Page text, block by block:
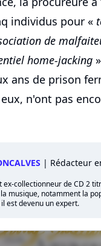
individus pour «
de
home-jacking
ans de prison
n'ont pas
| Rédacteur
ex-collectionneur de CD 2
musique, notamment la
est devenu un expert.